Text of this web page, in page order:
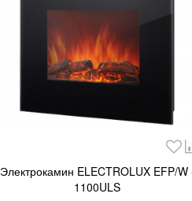
Электрокамин ELECTROLUX EFP/W
1100ULS